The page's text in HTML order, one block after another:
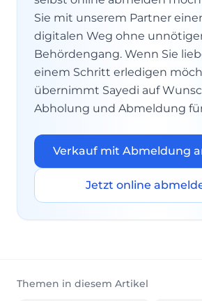
Sie mit unserem Partner
digitalen Weg ohne
Behördengang. Wenn Sie
einem Schritt erledigen
übernimmt Sayedi auf
Abholung und Abmeldung
Verkauf mit Abmeldung
Jetzt online
Themen in diesem Artikel